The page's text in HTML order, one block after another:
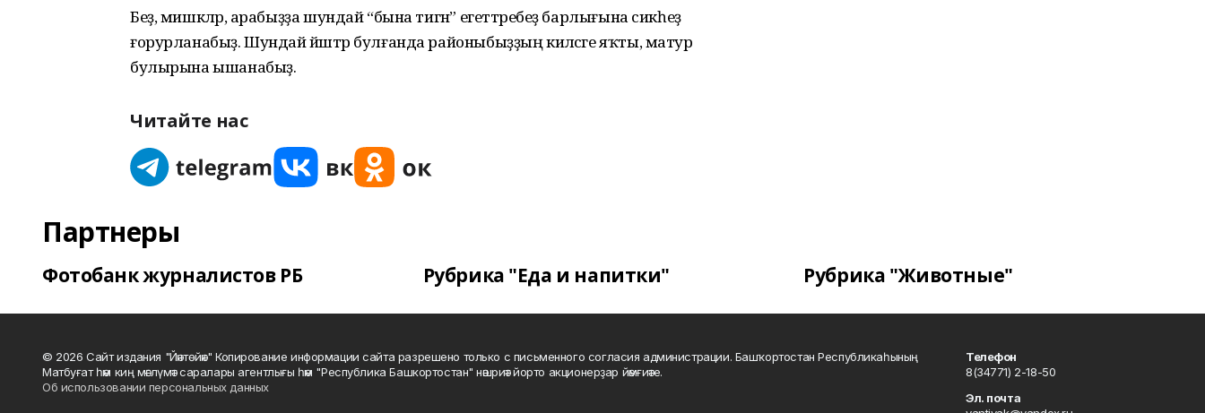
Беҙ, мишкәләр, арабыҙҙа шундай “бына тигән” егеттәребеҙ барлығына сикһеҙ
ғорурланабыҙ. Шундай йәштәр булғанда районыбыҙҙың киләсәге яҡты, матур
булырына ышанабыҙ.
Читайте нас
Партнеры
Фотобанк журналистов РБ Рубрика "Еда и напитки" Рубрика "Животные"
© 2026 Сайт издания "Йәнтөйәк" Копирование информации сайта разрешено только с письменного согласия администрации. Башҡортостан Республикаһының
Матбуғат һәм киң мәғлүмәт саралары агентлығы һәм "Республика Башкортостан" нәшриәт йорто акционерҙар йәмғиәте.
Об использовании персональных данных
Телефон
8(34771) 2-18-50
Эл. почта